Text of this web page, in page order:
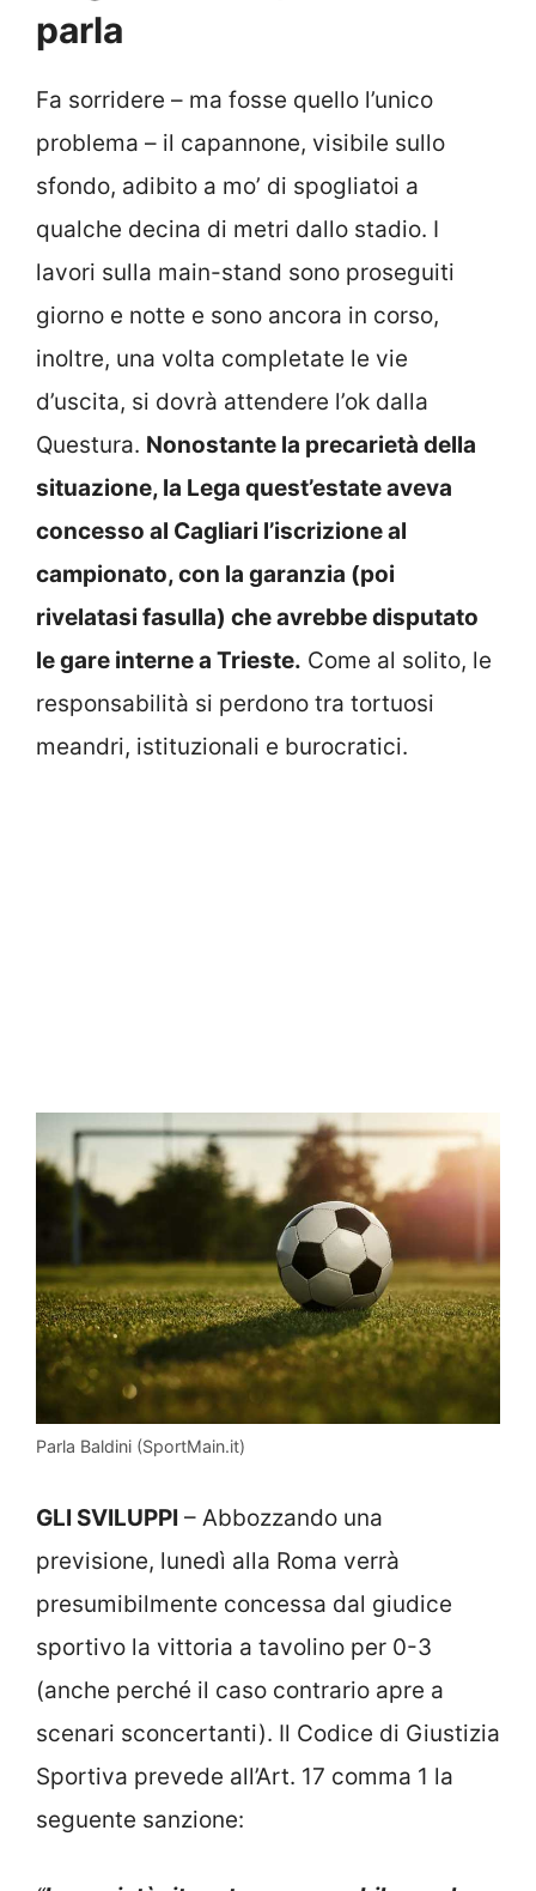
parla
Fa sorridere – ma fosse quello l’unico
problema – il capannone, visibile sullo
sfondo, adibito a mo’ di spogliatoi a
qualche decina di metri dallo stadio. I
lavori sulla main-stand sono proseguiti
giorno e notte e sono ancora in corso,
inoltre, una volta completate le vie
d’uscita, si dovrà attendere l’ok dalla
Questura. Nonostante la precarietà della
situazione, la Lega quest’estate aveva
concesso al Cagliari l’iscrizione al
campionato, con la garanzia (poi
rivelatasi fasulla) che avrebbe disputato
le gare interne a Trieste. Come al solito, le
responsabilità si perdono tra tortuosi
meandri, istituzionali e burocratici.
Parla Baldini (SportMain.it)
GLI SVILUPPI – Abbozzando una
previsione, lunedì alla Roma verrà
presumibilmente concessa dal giudice
sportivo la vittoria a tavolino per 0-3
(anche perché il caso contrario apre a
scenari sconcertanti). Il Codice di Giustizia
Sportiva prevede all’Art. 17 comma 1 la
seguente sanzione: